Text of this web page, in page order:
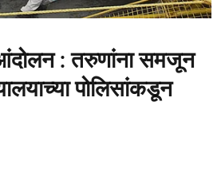
: तरुणांना समजून
पोलिसांकडून